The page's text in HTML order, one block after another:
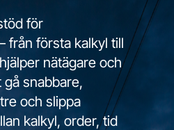
för
från första kalkyl till
nätägare och
snabbare,
och slippa
kalkyl, order, tid